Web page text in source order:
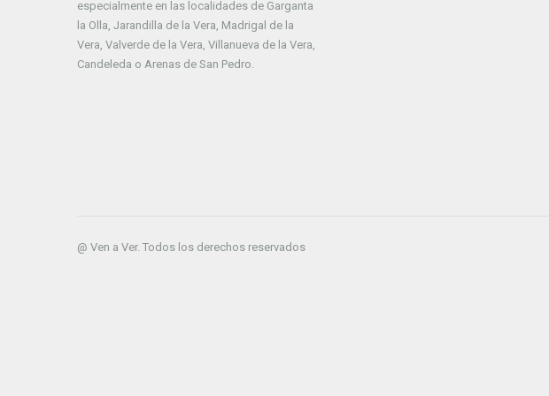
especialmente en las localidades de Garganta
la Olla, Jarandilla de la Vera, Madrigal de la
Vera, Valverde de la Vera, Villanueva de la Vera,
Candeleda o Arenas de San Pedro.
@ Ven a Ver. Todos los derechos reservados